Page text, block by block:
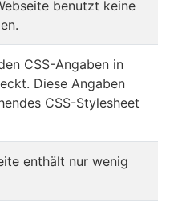
benutzt keine
CSS-Angaben in
Diese Angaben
CSS-Stylesheet
enthält nur wenig